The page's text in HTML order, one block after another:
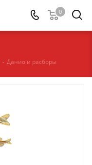
0
- Данио и расборы